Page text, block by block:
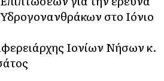
στο Ιόνιο
Ιονίων Νήσων κ.